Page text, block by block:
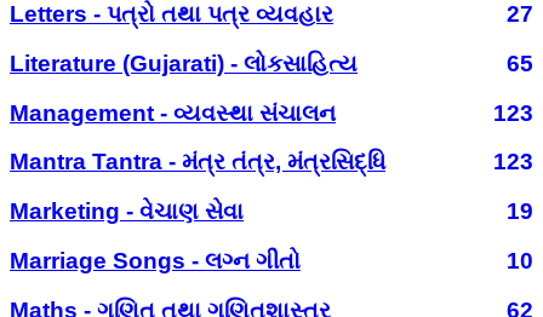
Letters - પત્રો તથા પત્ર વ્યવહાર
27
Literature (Gujarati) - લોકસાહિત્ય
65
Management - વ્યવસ્થા સંચાલન
123
Mantra Tantra - મંત્ર તંત્ર, મંત્રસિદ્ધિ
123
Marketing - વેચાણ સેવા
19
Marriage Songs - લગ્ન ગીતો
10
Maths - ગણિત તથા ગણિતશાસ્ત્ર
62